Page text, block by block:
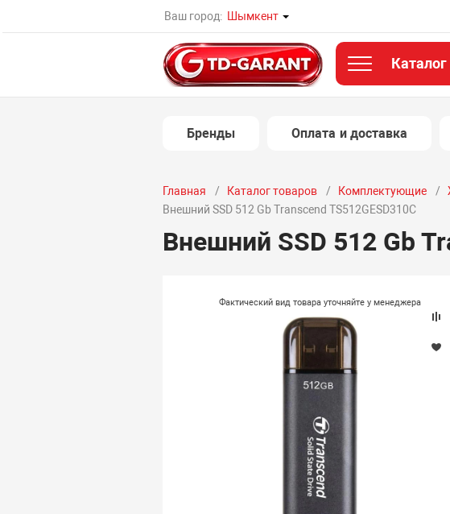
Ваш город: Шымкент
Каталог
Бренды Оплата и доставка
Главная Каталог товаров Комплектующие
Внешний SSD 512 Gb Transcend TS512GESD310C
Внешний SSD 512 Gb
Фактический вид товара уточняйте у менеджера